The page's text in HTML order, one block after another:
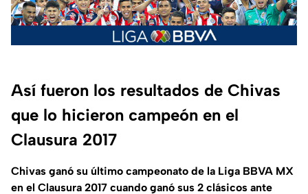
Así fueron los resultados de Chivas
que lo hicieron campeón en el
Clausura 2017
Chivas ganó su último campeonato de la Liga BBVA MX
en el Clausura 2017 cuando ganó sus 2 clásicos ante